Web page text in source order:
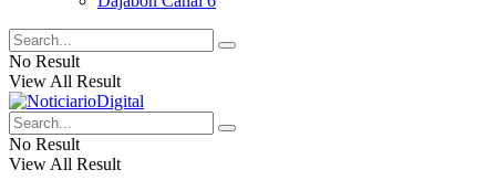
No Result
View All Result
No Result
View All Result